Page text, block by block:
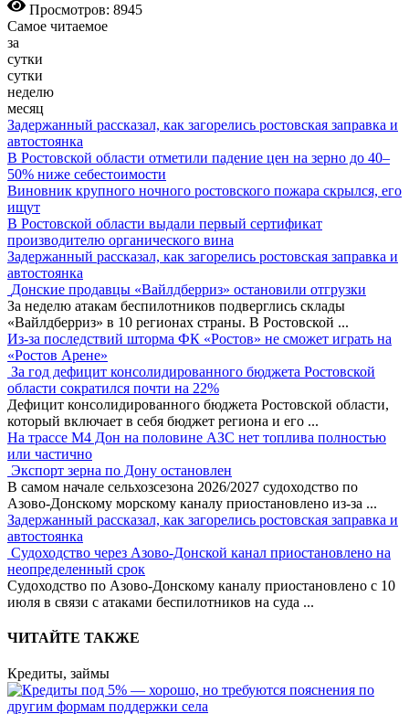
Просмотров: 8945
Самое читаемое
за
сутки
сутки
неделю
месяц
Задержанный рассказал, как загорелись ростовская заправка и
автостоянка
В Ростовской области отметили падение цен на зерно до 40–
50% ниже себестоимости
Виновник крупного ночного ростовского пожара скрылся, его
ищут
В Ростовской области выдали первый сертификат
производителю органического вина
Задержанный рассказал, как загорелись ростовская заправка и
автостоянка
Донские продавцы «Вайлдберриз» остановили отгрузки
За неделю атакам беспилотников подверглись склады
«Вайлдберриз» в 10 регионах страны. В Ростовской ...
Из-за последствий шторма ФК «Ростов» не сможет играть на
«Ростов Арене»
За год дефицит консолидированного бюджета Ростовской
области сократился почти на 22%
Дефицит консолидированного бюджета Ростовской области,
который включает в себя бюджет региона и его ...
На трассе М4 Дон на половине АЗС нет топлива полностью
или частично
Экспорт зерна по Дону остановлен
В самом начале сельхозсезона 2026/2027 судоходство по
Азово-Донскому морскому каналу приостановлено из-за ...
Задержанный рассказал, как загорелись ростовская заправка и
автостоянка
Судоходство через Азово-Донской канал приостановлено на
неопределенный срок
Судоходство по Азово-Донскому каналу приостановлено с 10
июля в связи с атаками беспилотников на суда ...
ЧИТАЙТЕ ТАКЖЕ
Кредиты, займы